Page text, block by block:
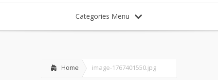
Categories Menu
Home image-1767401550.jpg